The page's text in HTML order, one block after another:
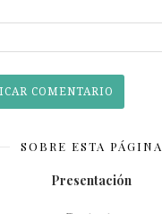
SOBRE ESTA PÁGINA
Presentación